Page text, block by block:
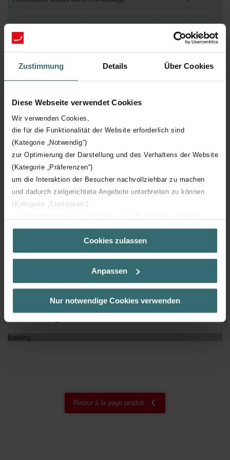
Zustimmung Details Über Cookies
Diese Webseite verwendet Cookies
Wir verwenden Cookies,
die für die Funktionalität der Website erforderlich sind
(Kategorie „Notwendig“)
zur Optimierung der Darstellung und des Verhaltens der Website
(Kategorie „Präferenzen“)
um die Interaktion der Besucher nachvollziehbar zu machen
und dadurch zielgerichtete Angebote unterbreiten zu können
(Kategorie „Statistiken“)
(Kategorie „Marketing“)
Über „Details zeigen“ bzw. die Datenschutzerklärung erhalten
Sie weitere Informationen. Durch die Auswahl der Kategorie
der Auswahl von „Statistiken“ willigen Sie ein, dass wir Ihren
Besuchsverlauf auf unserer Website verwenden, um Ihnen die
bestmögliche Nutzererfahrung zu ermöglichen und Ihnen
widerrufen.
Zehnder Group Czech Republic s.r.o.: Zásady ochrany
Cookies zulassen
Anpassen
Nur notwendige Cookies verwenden
Température de surface maximum 120
Pression de service maximum 1000
Longueur technique
Hauteur technique
Profondeur technique 55 mm
Nombre d'éléments
Orientation H
Téléchargements
loading...
Retour à la page produit